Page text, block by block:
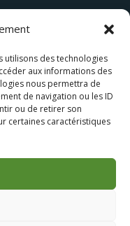
utilisons des technologies
aux informations des
nous permettra de
de navigation ou les ID
ou de retirer son
certaines caractéristiques